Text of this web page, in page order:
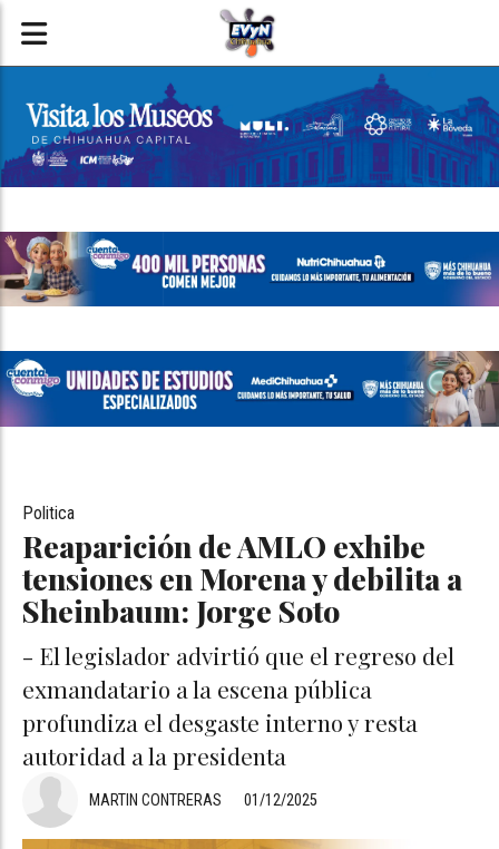
Reaparición de AMLO exhibe
tensiones en Morena y debilita a
Sheinbaum: Jorge Soto
- El legislador advirtió que el regreso del
exmandatario a la escena pública
profundiza el desgaste interno y resta
autoridad a la presidenta
Politica
01/12/2025
MARTIN CONTRERAS